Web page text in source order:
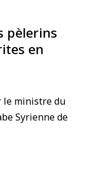
pèlerins
en